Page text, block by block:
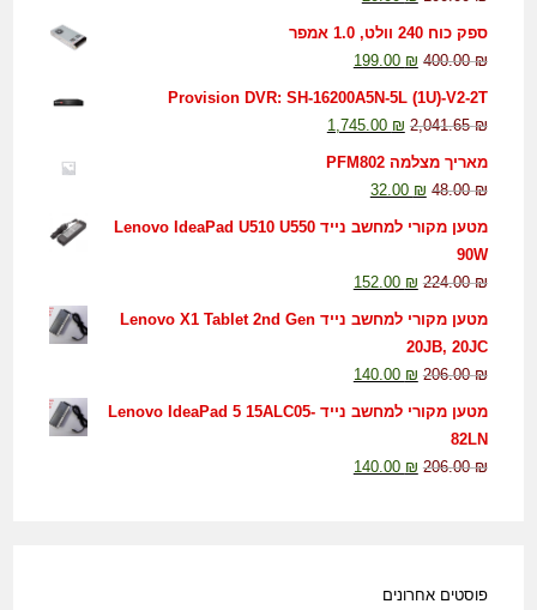
ספק כוח 240 וולט, 1.0 אמפר
400.00₪
199.00 ₪
Provision DVR: SH-16200A5N-5L (1U)-V2-2T
2,041.65₪
1,745.00 ₪
מאריך מצלמה PFM802
48.00₪
32.00 ₪
מטען מקורי למחשב נייד Lenovo IdeaPad U510 U550
90W
224.00₪
152.00 ₪
מטען מקורי למחשב נייד Lenovo X1 Tablet 2nd Gen
20JB, 20JC
206.00₪
140.00 ₪
מטען מקורי למחשב נייד Lenovo IdeaPad 5 15ALC05-
82LN
206.00₪
140.00 ₪
פוסטים אחרונים